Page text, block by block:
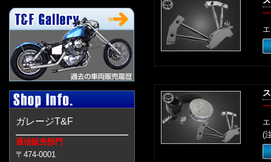
ガレージT&F
通信販売部門
〒474-0001
(